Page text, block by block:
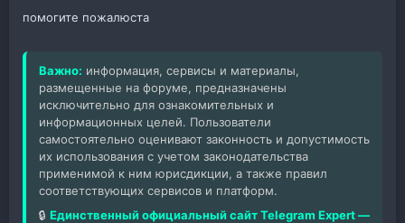
помогите пожалюста
Важно: информация, сервисы и материалы,
размещенные на форуме, предназначены
исключительно для ознакомительных и
информационных целей. Пользователи
самостоятельно оценивают законность и допустимость
их использования с учетом законодательства
применимой к ним юрисдикции, а также правил
соответствующих сервисов и платформ.
🔒 Единственный официальный сайт Telegram Expert —